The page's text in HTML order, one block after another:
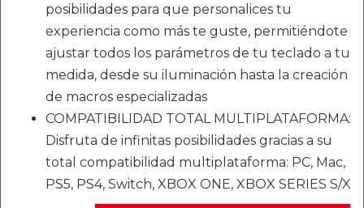
posibilidades para que personalices tu
experiencia como más te guste, permitiéndote
ajustar todos los parámetros de tu teclado a tu
medida, desde su iluminación hasta la creación
de macros especializadas
COMPATIBILIDAD TOTAL MULTIPLATAFORMA:
Disfruta de infinitas posibilidades gracias a su
total compatibilidad multiplataforma: PC, Mac,
PS5, PS4, Switch, XBOX ONE, XBOX SERIES S/X